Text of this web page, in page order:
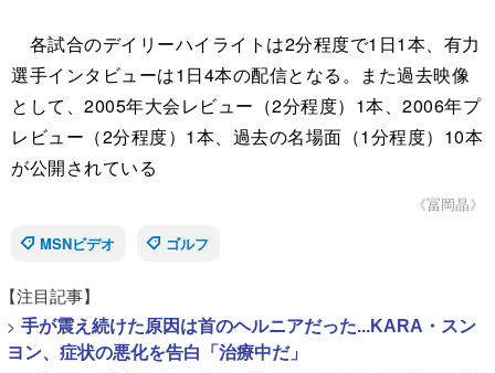
各試合のデイリーハイライトは2分程度で1日1本、有力
選手インタビューは1日4本の配信となる。また過去映像
として、2005年大会レビュー（2分程度）1本、2006年プ
レビュー（2分程度）1本、過去の名場面（1分程度）10本
が公開されている
《冨岡晶》
MSNビデオ
ゴルフ
【注目記事】
> 手が震え続けた原因は首のヘルニアだった...KARA・スン
ヨン、症状の悪化を告白「治療中だ」